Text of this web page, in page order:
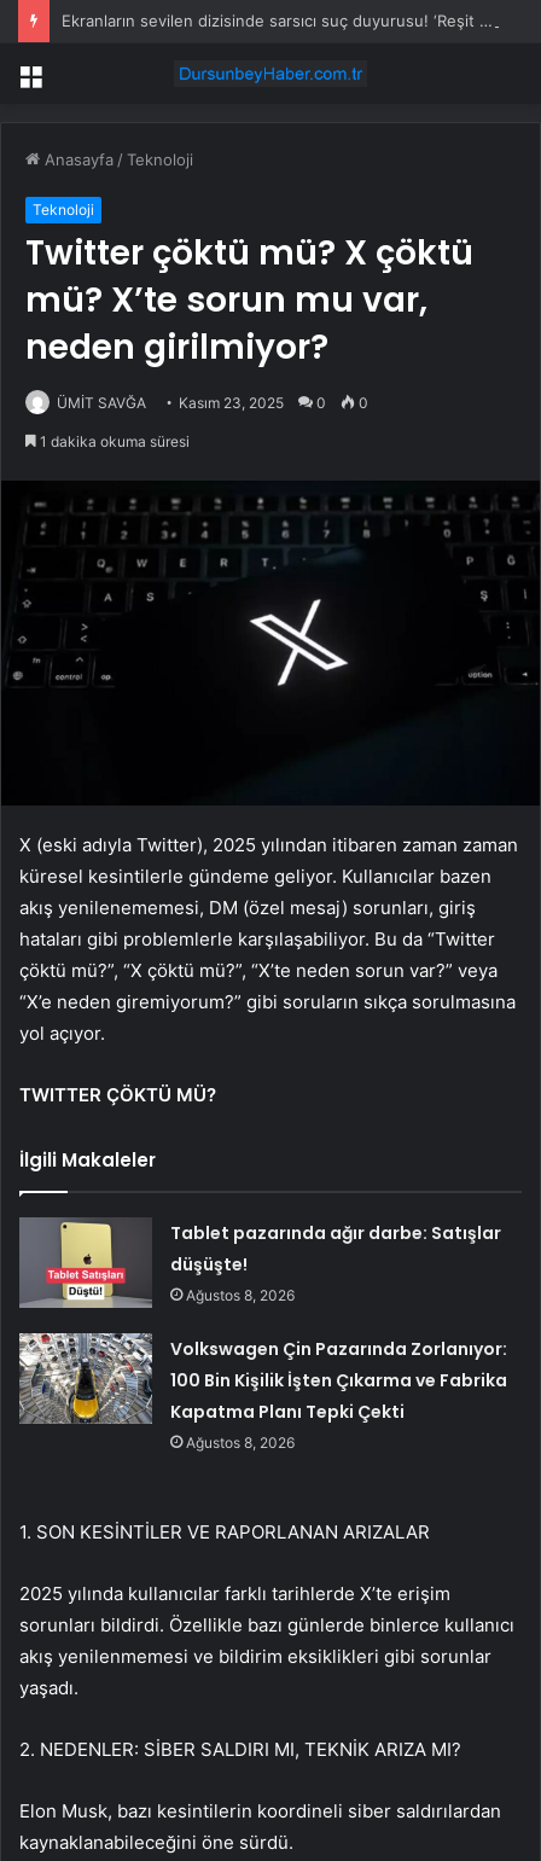
Ekranların sevilen dizisinde sarsıcı suç duyurusu! ‘Reşit olmayan kızımla aşk yaşadı’
Menü
Anasayfa /Teknoloji
Teknoloji
Twitter çöktü mü? X çöktü
mü? X’te sorun mu var,
neden girilmiyor?
ÜMİT SAVĞA Kasım 23, 2025 0 0
1 dakika okuma süresi
X (eski adıyla Twitter), 2025 yılından itibaren zaman zaman
küresel kesintilerle gündeme geliyor. Kullanıcılar bazen
akış yenilenememesi, DM (özel mesaj) sorunları, giriş
hataları gibi problemlerle karşılaşabiliyor. Bu da “Twitter
çöktü mü?”, “X çöktü mü?”, “X’te neden sorun var?” veya
“X’e neden giremiyorum?” gibi soruların sıkça sorulmasına
yol açıyor.
TWITTER ÇÖKTÜ MÜ?
İlgili Makaleler
Tablet pazarında ağır darbe: Satışlar
düşüşte!
Ağustos 8, 2026
Volkswagen Çin Pazarında Zorlanıyor:
100 Bin Kişilik İşten Çıkarma ve Fabrika
Kapatma Planı Tepki Çekti
Ağustos 8, 2026
1. SON KESİNTİLER VE RAPORLANAN ARIZALAR
2025 yılında kullanıcılar farklı tarihlerde X’te erişim
sorunları bildirdi. Özellikle bazı günlerde binlerce kullanıcı
akış yenilenmemesi ve bildirim eksiklikleri gibi sorunlar
yaşadı.
2. NEDENLER: SİBER SALDIRI MI, TEKNİK ARIZA MI?
Elon Musk, bazı kesintilerin koordineli siber saldırılardan
kaynaklanabileceğini öne sürdü.